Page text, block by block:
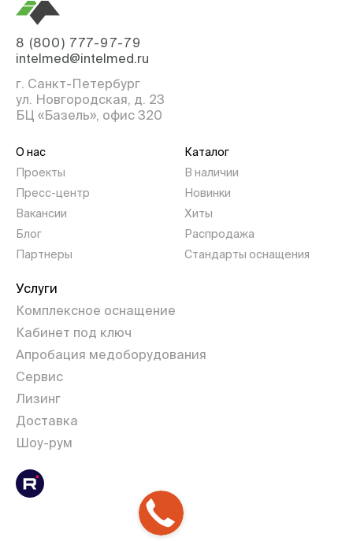
8 (800) 777-97-79
intelmed@intelmed.ru
г. Санкт-Петербург
ул. Новгородская, д. 23
БЦ «Базель», офис 320
О нас
Проекты
Пресс-центр
Вакансии
Блог
Партнеры
Каталог
В наличии
Новинки
Хиты
Распродажа
Стандарты оснащения
Услуги
Комплексное оснащение
Кабинет под ключ
Апробация медоборудования
Сервис
Лизинг
Доставка
Шоу-рум